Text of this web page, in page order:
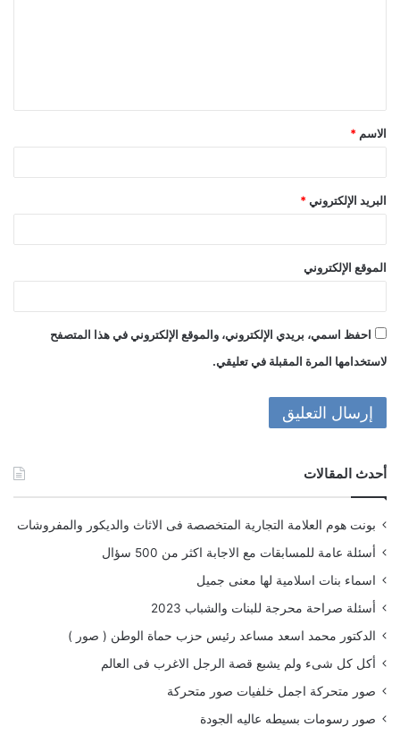
ق
*
الاسم *
البريد الإلكتروني *
الموقع الإلكتروني
احفظ اسمي، بريدي الإلكتروني، والموقع الإلكتروني في هذا المتصفح
لاستخدامها المرة المقبلة في تعليقي.
أحدث المقالات
بونت هوم العلامة التجارية المتخصصة فى الاثاث والديكور والمفروشات
أسئلة عامة للمسابقات مع الاجابة اكثر من 500 سؤال
اسماء بنات اسلامية لها معنى جميل
أسئلة صراحة محرجة للبنات والشباب 2023
الدكتور محمد اسعد مساعد رئيس حزب حماة الوطن ( صور )
أكل كل شىء ولم يشبع قصة الرجل الاغرب فى العالم
صور متحركة اجمل خلفيات صور متحركة
صور رسومات بسيطه عاليه الجودة